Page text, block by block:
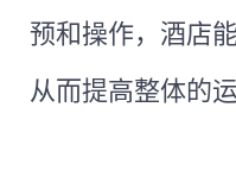
预和操作，酒店
从而提高整体的